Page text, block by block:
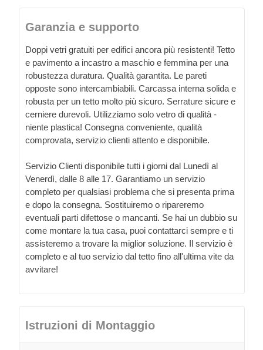
Garanzia e supporto
Doppi vetri gratuiti per edifici ancora più resistenti! Tetto
e pavimento a incastro a maschio e femmina per una
robustezza duratura. Qualità garantita. Le pareti
opposte sono intercambiabili. Carcassa interna solida e
robusta per un tetto molto più sicuro. Serrature sicure e
cerniere durevoli. Utilizziamo solo vetro di qualità -
niente plastica! Consegna conveniente, qualità
comprovata, servizio clienti attento e disponibile.
Servizio Clienti disponibile tutti i giorni dal Lunedì al
Venerdì, dalle 8 alle 17. Garantiamo un servizio
completo per qualsiasi problema che si presenta prima
e dopo la consegna. Sostituiremo o ripareremo
eventuali parti difettose o mancanti. Se hai un dubbio su
come montare la tua casa, puoi contattarci sempre e ti
assisteremo a trovare la miglior soluzione. Il servizio è
completo e al tuo servizio dal tetto fino all'ultima vite da
avvitare!
Istruzioni di Montaggio